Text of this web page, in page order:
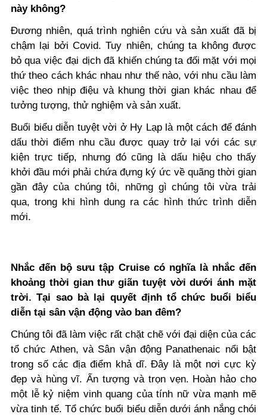
này không?
Đương nhiên, quá trình nghiên cứu và sản xuất đã bị
chậm lại bởi Covid. Tuy nhiên, chúng ta không được
bỏ qua việc đại dịch đã khiến chúng ta đối mặt với mọi
thứ theo cách khác nhau như thế nào, với nhu cầu làm
việc theo nhịp điệu và khung thời gian khác nhau để
tưởng tượng, thử nghiệm và sản xuất.
Buổi biểu diễn tuyệt vời ở Hy Lạp là một cách để đánh
dấu thời điểm nhu cầu được quay trở lại với các sự
kiện trực tiếp, nhưng đó cũng là dấu hiệu cho thấy
khởi đầu mới phải chứa đựng ký ức về quãng thời gian
gần đây của chúng tôi, những gì chúng tôi vừa trải
qua, trong khi hình dung ra các hình thức trình diễn
mới.
Nhắc đến bộ sưu tập Cruise có nghĩa là nhắc đến
khoảng thời gian thư giãn tuyệt vời dưới ánh mặt
trời. Tại sao bà lại quyết định tổ chức buổi biểu
diễn tại sân vận động vào ban đêm?
Chúng tôi đã làm việc rất chặt chẽ với đại diện của các
tổ chức Athen, và Sân vận động Panathenaic nổi bật
trong số các địa điểm khả dĩ. Đây là một nơi cực kỳ
đẹp và hùng vĩ. Ấn tượng và trọn vẹn. Hoàn hảo cho
một lễ kỷ niệm vinh quang của tính nữ vừa mạnh mẽ
vừa tinh tế. Tổ chức buổi biểu diễn dưới ánh nắng chói